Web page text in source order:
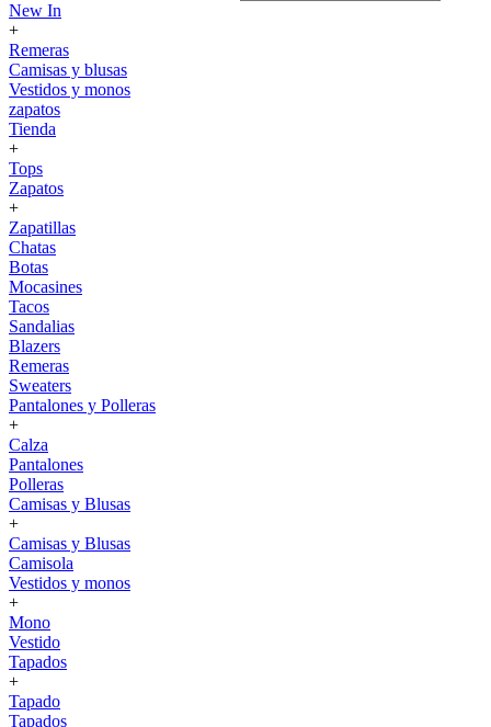
New In
+
Remeras
Camisas y blusas
Vestidos y monos
zapatos
Tienda
+
Tops
Zapatos
+
Zapatillas
Chatas
Botas
Mocasines
Tacos
Sandalias
Blazers
Remeras
Sweaters
Pantalones y Polleras
+
Calza
Pantalones
Polleras
Camisas y Blusas
+
Camisas y Blusas
Camisola
Vestidos y monos
+
Mono
Vestido
Tapados
+
Tapado
Tapados